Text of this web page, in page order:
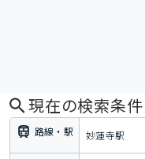
現在の検索条件
路線・駅 妙蓮寺駅